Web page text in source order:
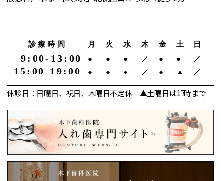
診療時間 月 火 水 木 金 土 日
9:00-13:00 ● ● ● ／ ● ● ／
15:00-19:00 ● ● ● ／ ● ▲ ／
休診日：日曜日、祝日、木曜日不定休 ▲土曜日は17時まで